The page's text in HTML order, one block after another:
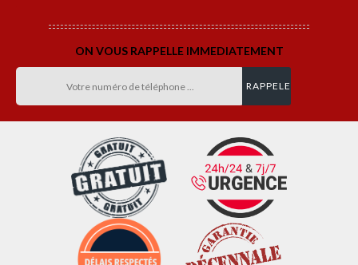
ON VOUS RAPPELLE IMMEDIATEMENT